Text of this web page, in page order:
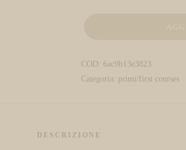
COD: 6ac9b13e3823
Categoria: primi/first courses